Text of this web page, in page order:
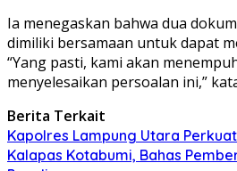
Ia menegaskan bahwa dua
dimiliki bersamaan untuk dapat
“Yang pasti, kami akan
menyelesaikan persoalan ini,”
Berita Terkait
Kapolres Lampung Utara
Kalapas Kotabumi, Bahas